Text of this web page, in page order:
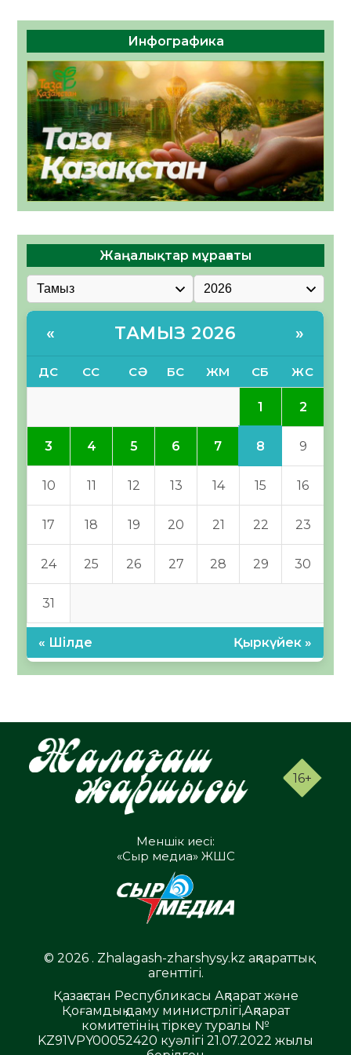
Инфографика
Жаңалықтар мұрағаты
« ТАМЫЗ 2026 »
ДС СС СӘ БС ЖМ СБ ЖС
1 2
3 4 5 6 7 8 9
10 11 12 13 14 15 16
17 18 19 20 21 22 23
24 25 26 27 28 29 30
31
« Шілде Қыркүйек »
16+
Меншік иесі:
«Сыр медиа» ЖШС
© 2026 . Zhalagash-zharshysy.kz ақпараттық
агенттігі.
Қазақстан Республикасы Ақпарат және
Қоғамдық даму министрлігі,Ақпарат
комитетінің тіркеу туралы №
KZ91VPY00052420 куәлігі 21.07.2022 жылы